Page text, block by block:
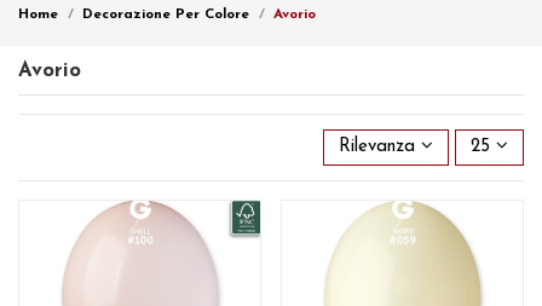
Home Decorazione Per Colore Avorio
Avorio
Rilevanza 25